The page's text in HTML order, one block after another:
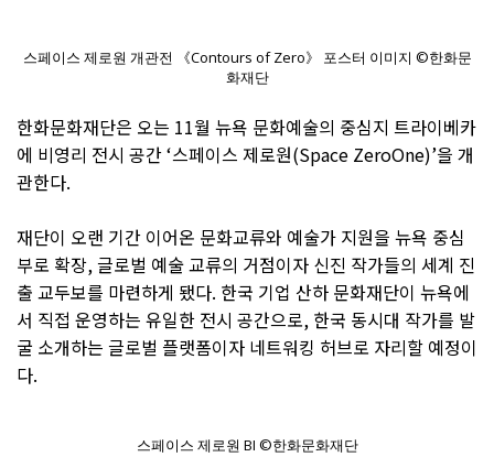
스페이스 제로원 개관전 《Contours of Zero》 포스터 이미지 ©한화문
화재단
한화문화재단은 오는 11월 뉴욕 문화예술의 중심지 트라이베카
에 비영리 전시 공간 ‘스페이스 제로원(Space ZeroOne)’을 개
관한다.
재단이 오랜 기간 이어온 문화교류와 예술가 지원을 뉴욕 중심
부로 확장, 글로벌 예술 교류의 거점이자 신진 작가들의 세계 진
출 교두보를 마련하게 됐다. 한국 기업 산하 문화재단이 뉴욕에
서 직접 운영하는 유일한 전시 공간으로, 한국 동시대 작가를 발
굴 소개하는 글로벌 플랫폼이자 네트워킹 허브로 자리할 예정이
다.
스페이스 제로원 BI ©한화문화재단